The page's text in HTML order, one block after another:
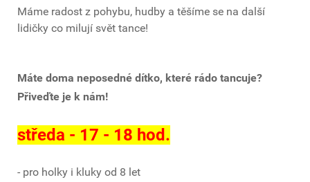
Máme radost z pohybu, hudby a těšíme se na další
lidičky co milují svět tance!
Máte doma neposedné dítko, které rádo tancuje?
Přiveďte je k nám!
středa - 17 - 18 hod.
- pro holky i kluky od 8 let